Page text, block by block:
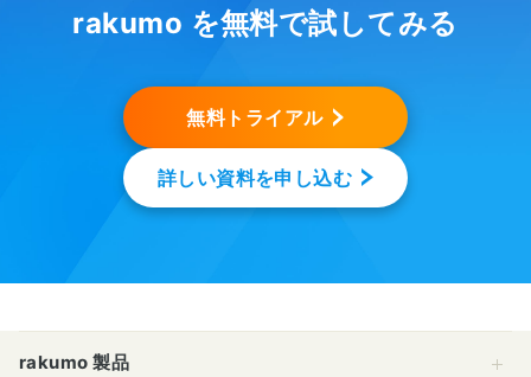
rakumo を無料で試してみる
無料トライアル
詳しい資料を申し込む
rakumo 製品